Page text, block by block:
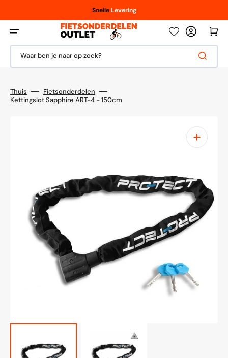
content
SnelleLevering
Vanaf € 100,- / € 150,-Scherpeprijzen
Waar ben je naar op zoek?
Thuis
Fietsonderdelen
Kettingslot Sapphire ART-4 - 150cm
media
openen
in
galerieweergave